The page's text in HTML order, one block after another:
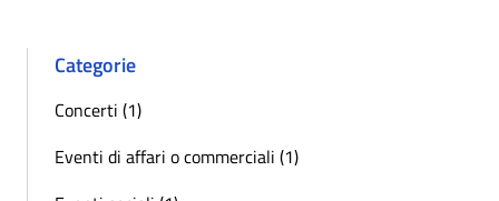
Categorie
Concerti (1)
Eventi di affari o commerciali (1)